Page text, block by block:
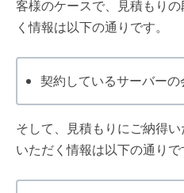
客様のケースで、見積もり
く情報は以下の通りです。
契約しているサーバー
そして、見積もりにご納得
いただく情報は以下の通りで